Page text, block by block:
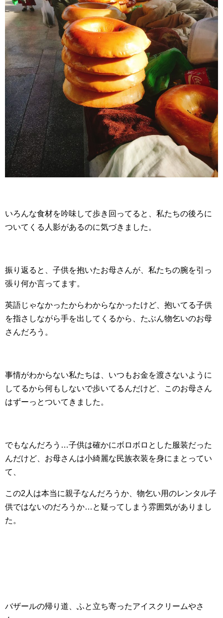
いろんな食材を吟味して歩き回ってると、私たちの後ろに
ついてくる人影があるのに気づきました。
振り返ると、子供を抱いたお母さんが、私たちの腕を引っ
張り何か言ってます。
英語じゃなかったからわからなかったけど、抱いてる子供
を指さしながら手を出してくるから、たぶん物乞いのお母
さんだろう。
事情がわからない私たちは、いつもお金を渡さないように
してるから何もしないで歩いてるんだけど、このお母さん
はずーっとついてきました。
でもなんだろう…子供は確かにボロボロとした服装だった
んだけど、お母さんは小綺麗な民族衣装を身にまとってい
て、
この2人は本当に親子なんだろうか、物乞い用のレンタル子
供ではないのだろうか…と疑ってしまう雰囲気がありまし
た。
バザールの帰り道、ふと立ち寄ったアイスクリームやさ